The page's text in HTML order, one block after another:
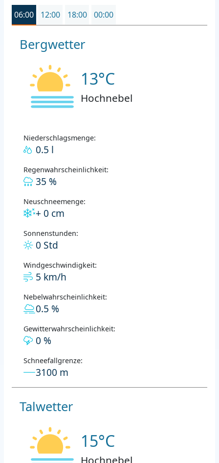
06:00 12:00 18:00 00:00
Bergwetter
13°C
Hochnebel
Niederschlagsmenge:
0.5 l
Regenwahrscheinlichkeit:
35 %
Neuschneemenge:
+ 0 cm
Sonnenstunden:
0 Std
Windgeschwindigkeit:
5 km/h
Nebelwahrscheinlichkeit:
0.5 %
Gewitterwahrscheinlichkeit:
0 %
Schneefallgrenze:
3100 m
Talwetter
15°C
Hochnebel